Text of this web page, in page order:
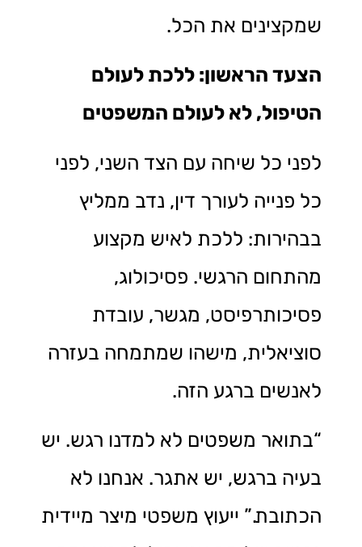
שמקצינים את הכל.
הצעד הראשון: ללכת לעולם
הטיפול, לא לעולם המשפטים
לפני כל שיחה עם הצד השני, לפני
כל פנייה לעורך דין, נדב ממליץ
בבהירות: ללכת לאיש מקצוע
מהתחום הרגשי. פסיכולוג,
פסיכותרפיסט, מגשר, עובדת
סוציאלית, מישהו שמתמחה בעזרה
לאנשים ברגע הזה.
“בתואר משפטים לא למדנו רגש. יש
בעיה ברגש, יש אתגר. אנחנו לא
הכתובת.” ייעוץ משפטי מיצר מיידית